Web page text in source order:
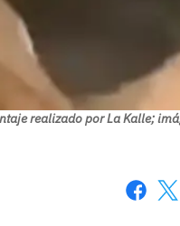
realizado por La Kalle;